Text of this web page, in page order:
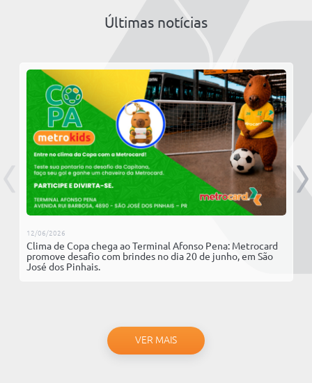
Alteração em Linhas
Notícias
Podcasts
Tutoriais
Autoatendimento
Últimas notícias
12/06/2026
Clima de Copa chega ao Terminal Afonso Pena: Metrocard
promove desafio com brindes no dia 20 de junho, em São
José dos Pinhais.
VER MAIS